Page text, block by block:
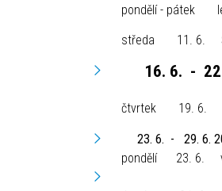
pondělí - pátek
středa 11. 6.
16. 6. -
čtvrtek 19. 6.
23. 6. - 29. 6.
pondělí 23. 6.